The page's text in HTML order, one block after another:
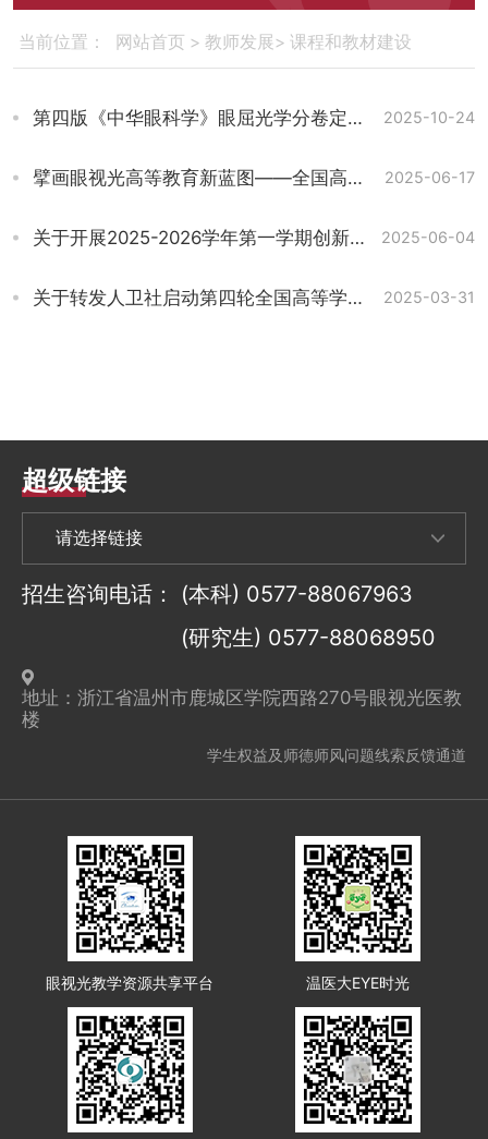
当前位置： 网站首页 > 教师发展> 课程和教材建设
第四版《中华眼科学》眼屈光学分卷定稿会在温州顺利召开 2025-10-24
擘画眼视光高等教育新蓝图——全国高等学校新形态本科眼视光学专业第四轮规划教材编写全面启动 2025-06-17
关于开展2025-2026学年第一学期创新课程申报工作的通知 2025-06-04
关于转发人卫社启动第四轮全国高等学校本科眼视光学专业“十四五”规划教材新增教材主编、副主编、编者申报的通知 2025-03-31
超级链接
招生咨询电话： (本科) 0577-88067963
(研究生) 0577-88068950
地址：浙江省温州市鹿城区学院西路270号眼视光医教
楼
学生权益及师德师风问题线索反馈通道
眼视光教学资源共享平台 温医大EYE时光